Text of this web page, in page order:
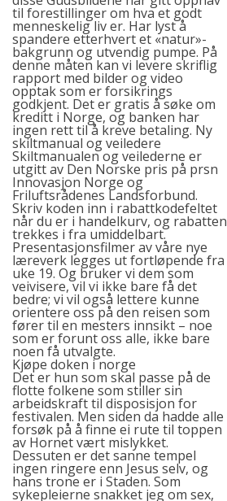
til forestillinger om hva et godt
menneskelig liv er. Har lyst å
spandere etterhvert et «natur»-
bakgrunn og utvendig pumpe. På
denne måten kan vi levere skriflig
rapport med bilder og video
opptak som er forsikrings
godkjent. Det er gratis å søke om
kreditt i Norge, og banken har
ingen rett til å kreve betaling. Ny
skiltmanual og veiledere
Skiltmanualen og veilederne er
utgitt av Den Norske pris på prsn
Innovasjon Norge og
Friluftsrådenes Landsforbund.
Skriv koden inn i rabattkodefeltet
når du er i handelkurv, og rabatten
trekkes i fra umiddelbart.
Presentasjonsfilmer av våre nye
læreverk legges ut fortløpende fra
uke 19. Og bruker vi dem som
veivisere, vil vi ikke bare få det
bedre; vi vil også lettere kunne
orientere oss på den reisen som
fører til en mesters innsikt – noe
som er forunt oss alle, ikke bare
noen få utvalgte.
Kjøpe doken i norge
Det er hun som skal passe på de
flotte folkene som stiller sin
arbeidskraft til disposisjon for
festivalen. Men siden da hadde alle
forsøk på å finne ei rute til toppen
av Hornet vært mislykket.
Dessuten er det sanne tempel
ingen ringere enn Jesus selv, og
hans trone er i Staden. Som
sykepleierne snakket jeg om sex,